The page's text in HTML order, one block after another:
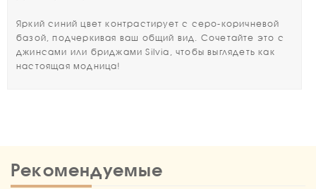
Яркий синий цвет контрастирует с серо-коричневой
базой, подчеркивая ваш общий вид. Сочетайте это с
джинсами или бриджами Silvia, чтобы выглядеть как
настоящая модница!
Рекомендуемые